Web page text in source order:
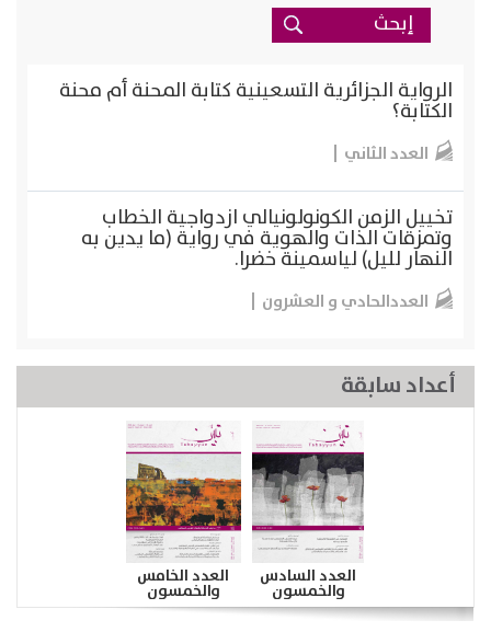
الرواية الجزائرية التسعينية كتابة المحنة أم محنة
الكتابة؟
العدد الثاني
تخييل الزمن الكونولونيالي ازدواجية الخطاب
وتمزقات الذات والهوية في رواية (ما يدين به
النهار لليل) لياسمينة خضرا.
العددالحادي و العشرون
أعداد سابقة
العدد السادس
والخمسون
العدد الخامس
والخمسون